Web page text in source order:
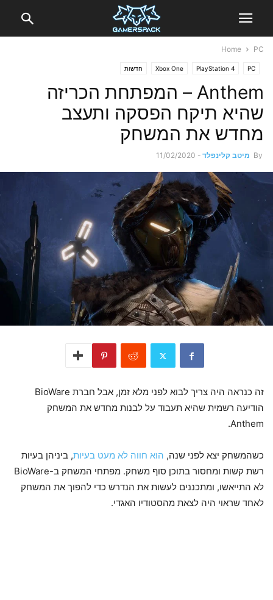
Home PC
PC
PlayStation 4
Xbox One חדשות
Anthem – המפתחת הכריזה
שהיא תיקח הפסקה ותעצב
מחדש את המשחק
By מיטב קלינפלד -
11/02/2020
זה כנראה היה צריך לבוא לפני מלא זמן, אבל חברת BioWare
הודיעה רשמית שהיא תעבוד על לבנות מחדש את המשחק
Anthem.
כשהמשחק יצא לפני שנה, הוא חווה לא מעט בעיות, ביניהן בעיות
רשת קשות ומחסור בתוכן סוף משחק. מפתחי המשחק ב-BioWare
לא התייאשו, ומתכננים לעשות את הנדרש כדי להפוך את המשחק
לאחד שראוי היה לצאת מהסטודיו האגדי.